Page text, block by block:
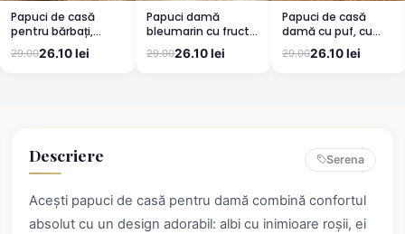
Papuci de casă
pentru bărbați,
galbeni, cu
imprimeu halbă de
29.0026.10 lei
Papuci damă
bleumarin cu fructe
29.0026.10 lei
Papuci de casă
damă cu puf, cu
imprimeu steluțe –
comozi și călduroși
29.0026.10 lei
Descriere Serena
Acești papuci de casă pentru damă combină confortul
absolut cu un design adorabil: albi cu inimioare roșii, ei